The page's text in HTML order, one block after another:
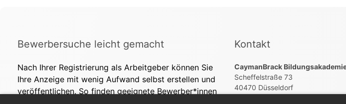
Bewerbersuche leicht gemacht
Nach Ihrer Registrierung als Arbeitgeber können Sie
Ihre Anzeige mit wenig Aufwand selbst erstellen und
veröffentlichen. So finden geeignete Bewerber*innen
Kontakt
CaymanBrack
Scheffelstraße 73
40470 Düsseldorf